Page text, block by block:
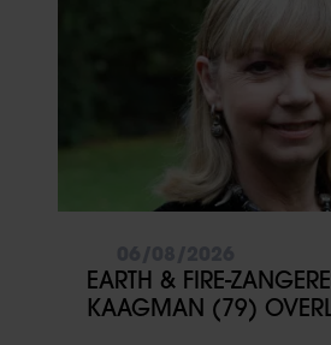
EARTH & FIRE-
KAAGMAN (79)